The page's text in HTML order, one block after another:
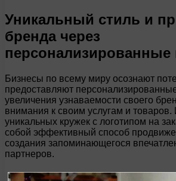
Уникальный стиль и
бренда через
Бизнесы по всему миру осознают
предоставляют
увеличения узнаваемости своего
внимания к своим услугам и товаров.
уникальных кружек с логотипом на
собой эффективный способ
создания запоминающегося
партнеров.